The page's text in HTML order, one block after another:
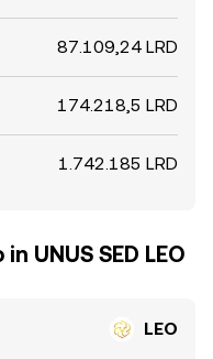
87.109,24 LRD
174.218,5 LRD
1.742.185 LRD
UNUS SED LEO
LEO